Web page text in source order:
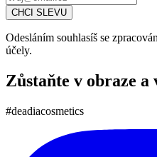
CHCI SLEVU
Odesláním souhlasíš se
účely.
Zůstaňte v obraze a
#deadiacosmetics